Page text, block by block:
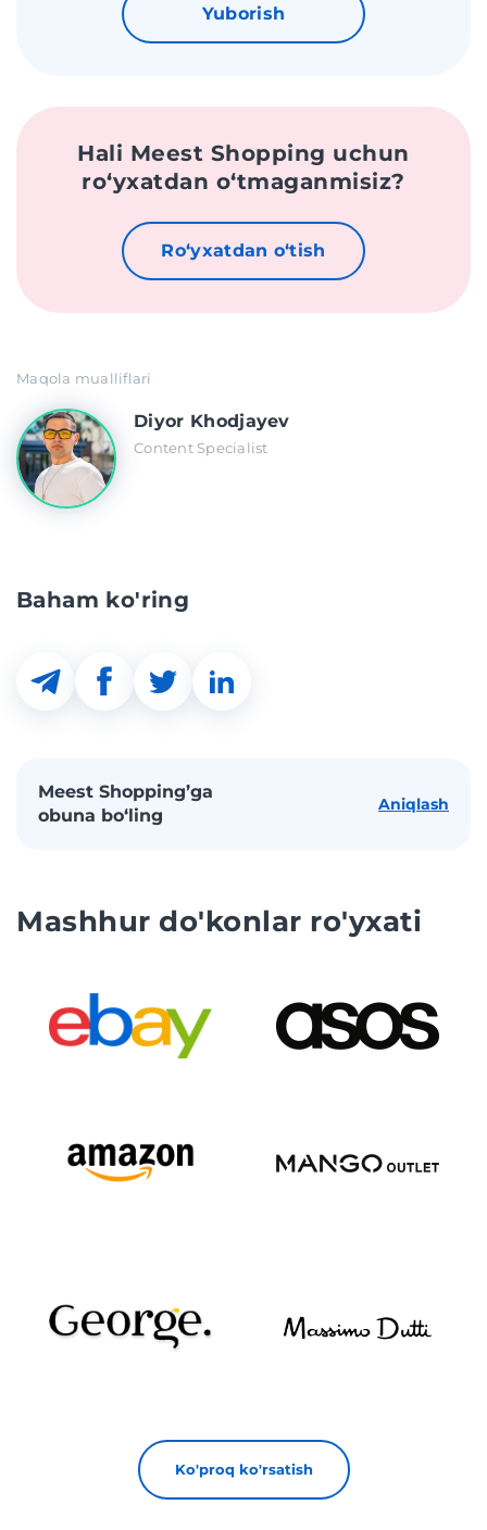
Yuborish
Hali Meest Shopping uchun
roʻyxatdan oʻtmaganmisiz?
Roʻyxatdan oʻtish
Maqola mualliflari
Diyor Khodjayev
Content Specialist
Baham ko'ring
Meest Shopping’ga
obuna bo‘ling
Aniqlash
Mashhur do'konlar ro'yxati
Ko'proq ko'rsatish